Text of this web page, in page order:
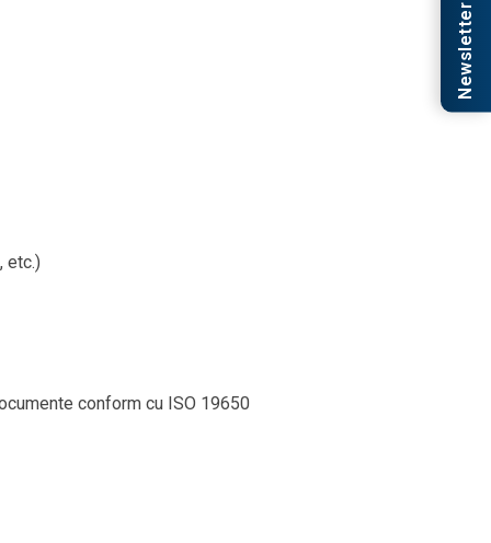
etc.)
conform cu ISO 19650
Newsletter